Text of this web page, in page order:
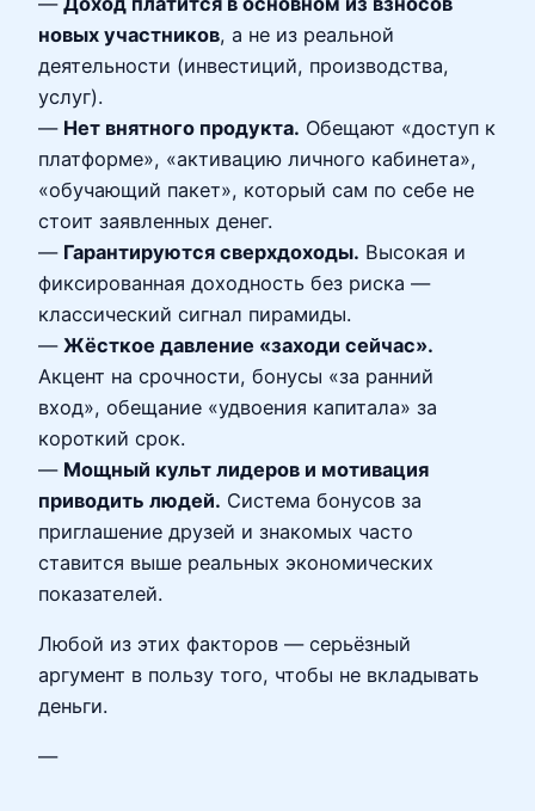
новых участников, а не из реальной
деятельности (инвестиций, производства,
услуг).
— Нет внятного продукта. Обещают «доступ к
платформе», «активацию личного кабинета»,
«обучающий пакет», который сам по себе не
стоит заявленных денег.
— Гарантируются сверхдоходы. Высокая и
фиксированная доходность без риска —
классический сигнал пирамиды.
— Жёсткое давление «заходи сейчас».
Акцент на срочности, бонусы «за ранний
вход», обещание «удвоения капитала» за
короткий срок.
— Мощный культ лидеров и мотивация
приводить людей. Система бонусов за
приглашение друзей и знакомых часто
ставится выше реальных экономических
показателей.
Любой из этих факторов — серьёзный
аргумент в пользу того, чтобы не вкладывать
деньги.
—